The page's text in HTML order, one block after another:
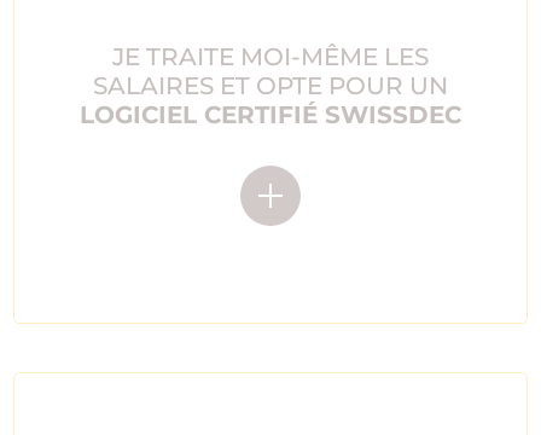
JE TRAITE MOI-MÊME LES
SALAIRES ET OPTE POUR UN
LOGICIEL CERTIFIÉ SWISSDEC